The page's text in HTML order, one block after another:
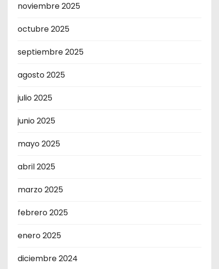
noviembre 2025
octubre 2025
septiembre 2025
agosto 2025
julio 2025
junio 2025
mayo 2025
abril 2025
marzo 2025
febrero 2025
enero 2025
diciembre 2024